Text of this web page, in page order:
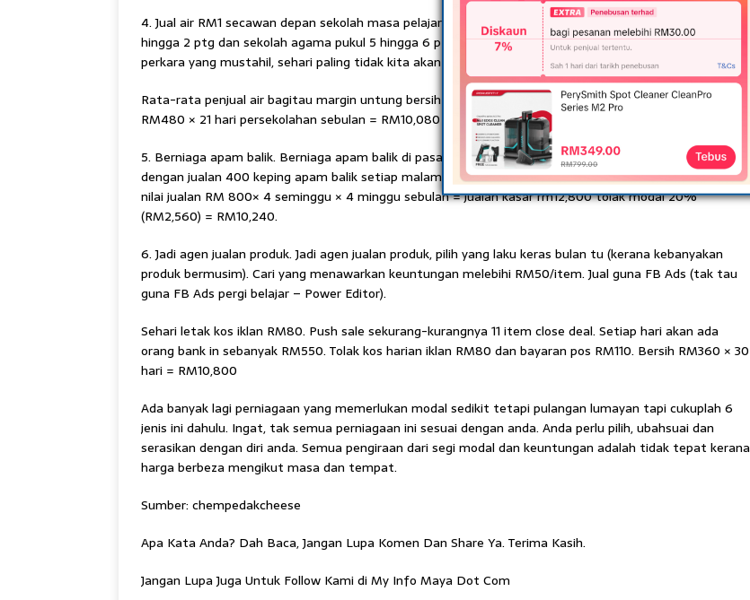
4. Jual air RM1 secawan depan sekolah masa pelajar pulang (2 kali sehari) iaitu sekolah biasa pada pukul 1
hingga 2 ptg dan sekolah agama pukul 5 hingga 6 ptg. Menjual 300 cawan untuk satu sesi itu bukan
perkara yang mustahil, sehari paling tidak kita akan dapat RM600 kasar.
Rata-rata penjual air bagitau margin untung bersih jual air ni sekitar 80%, jadi sehari kita akan dapat
RM480 × 21 hari persekolahan sebulan = RM10,080
5. Berniaga apam balik. Berniaga apam balik di pasar malam keuntungan juga 80%. 4 kali seminggu
dengan jualan 400 keping apam balik setiap malam yang berharga RM2 sekeping, setiap malam boleh
nilai jualan RM 800× 4 seminggu × 4 minggu sebulan = jualan kasar rm12,800 tolak modal 20%
(RM2,560) = RM10,240.
6. Jadi agen jualan produk. Jadi agen jualan produk, pilih yang laku keras bulan tu (kerana kebanyakan
produk bermusim). Cari yang menawarkan keuntungan melebihi RM50/item. Jual guna FB Ads (tak tau
guna FB Ads pergi belajar – Power Editor).
Sehari letak kos iklan RM80. Push sale sekurang-kurangnya 11 item close deal. Setiap hari akan ada
orang bank in sebanyak RM550. Tolak kos harian iklan RM80 dan bayaran pos RM110. Bersih RM360 × 30
hari = RM10,800
Ada banyak lagi perniagaan yang memerlukan modal sedikit tetapi pulangan lumayan tapi cukuplah 6
jenis ini dahulu. Ingat, tak semua perniagaan ini sesuai dengan anda. Anda perlu pilih, ubahsuai dan
serasikan dengan diri anda. Semua pengiraan dari segi modal dan keuntungan adalah tidak tepat kerana
harga berbeza mengikut masa dan tempat.
Sumber: chempedakcheese
Apa Kata Anda? Dah Baca, Jangan Lupa Komen Dan Share Ya. Terima Kasih.
Jangan Lupa Juga Untuk Follow Kami di My Info Maya Dot Com